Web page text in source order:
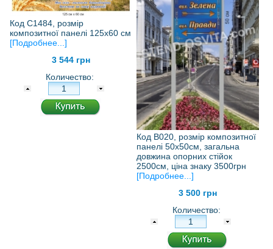
Код С1484, розмір
композитної панелі 125х60 см
[Подробнее...]
3 544 грн
Количество:
Код В020, розмір композитної
панелі 50х50см, загальна
довжина опорних стійок
2500см, ціна знаку 3500грн
[Подробнее...]
3 500 грн
Количество: